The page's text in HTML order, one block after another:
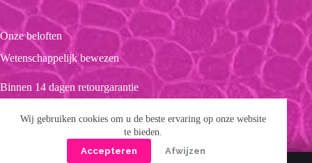
Wij gebruiken cookies om u de beste ervaring op onze website
te bieden.
Accepteren
Afwijzen
Onze beloften
Wetenschappelijk bewezen
Binnen 14 dagen retourgarantie
Duurzaam
Copyright © 2026 Forever 39 Privacybeleid